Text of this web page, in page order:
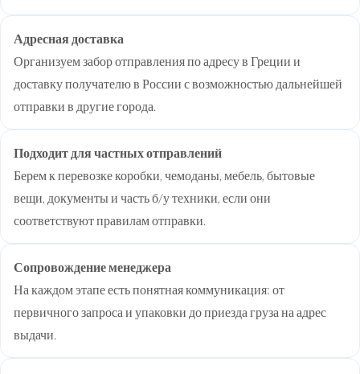
Адресная доставка
Организуем забор отправления по адресу в Греции и
доставку получателю в России с возможностью дальнейшей
отправки в другие города.
Подходит для частных отправлений
Берем к перевозке коробки, чемоданы, мебель, бытовые
вещи, документы и часть б/у техники, если они
соответствуют правилам отправки.
Сопровождение менеджера
На каждом этапе есть понятная коммуникация: от
первичного запроса и упаковки до приезда груза на адрес
выдачи.